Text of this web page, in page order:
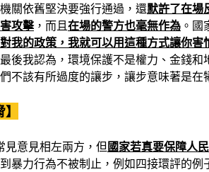
關依舊堅決要強行通過，還默許了在場
攻擊，而且在場的警方也毫無作為 。
我的政策，我就可以用這種方式讓你害
最後我認為，環境保護不是權力、金錢
不該有所過度的讓步，讓步意味著是在
見意見相左兩方，但國家若真要保障人
暴力行為不被制止，例如四接環評的